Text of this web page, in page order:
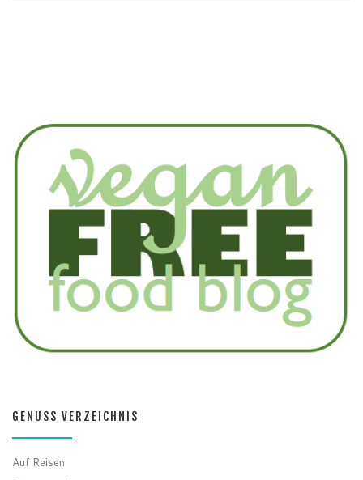
GENUSS VERZEICHNIS
Auf Reisen